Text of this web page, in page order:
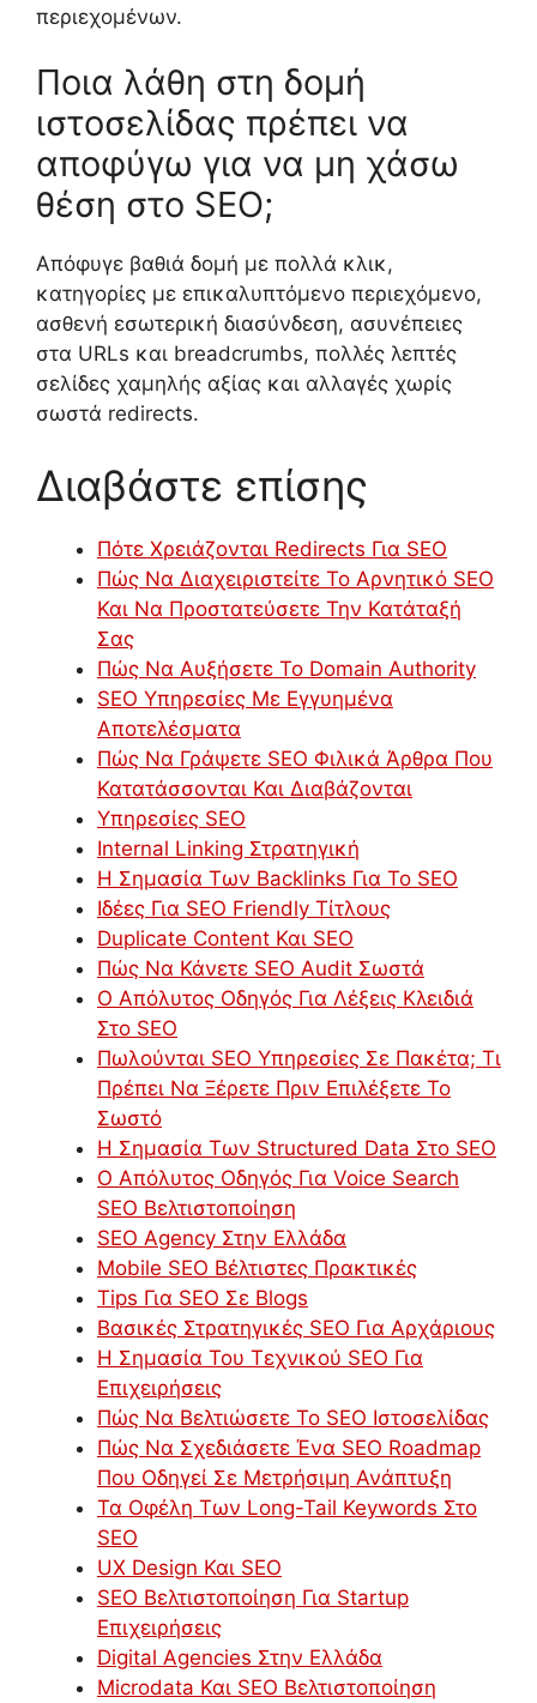
περιεχομένων.
Ποια λάθη στη δομή
ιστοσελίδας πρέπει να
αποφύγω για να μη χάσω
θέση στο SEO;
Απόφυγε βαθιά δομή με πολλά κλικ,
κατηγορίες με επικαλυπτόμενο περιεχόμενο,
ασθενή εσωτερική διασύνδεση, ασυνέπειες
στα URLs και breadcrumbs, πολλές λεπτές
σελίδες χαμηλής αξίας και αλλαγές χωρίς
σωστά redirects.
Διαβάστε επίσης
Πότε Χρειάζονται Redirects Για SEO
Πώς Να Διαχειριστείτε Το Αρνητικό SEO
Και Να Προστατεύσετε Την Κατάταξή
Σας
Πώς Να Αυξήσετε Το Domain Authority
SEO Υπηρεσίες Με Εγγυημένα
Αποτελέσματα
Πώς Να Γράψετε SEO Φιλικά Άρθρα Που
Κατατάσσονται Και Διαβάζονται
Υπηρεσίες SEO
Internal Linking Στρατηγική
Η Σημασία Των Backlinks Για Το SEO
Ιδέες Για SEO Friendly Τίτλους
Duplicate Content Και SEO
Πώς Να Κάνετε SEO Audit Σωστά
Ο Απόλυτος Οδηγός Για Λέξεις Κλειδιά
Στο SEO
Πωλούνται SEO Υπηρεσίες Σε Πακέτα; Τι
Πρέπει Να Ξέρετε Πριν Επιλέξετε Το
Σωστό
Η Σημασία Των Structured Data Στο SEO
Ο Απόλυτος Οδηγός Για Voice Search
SEO Βελτιστοποίηση
SEO Agency Στην Ελλάδα
Mobile SEO Βέλτιστες Πρακτικές
Tips Για SEO Σε Blogs
Βασικές Στρατηγικές SEO Για Αρχάριους
Η Σημασία Του Τεχνικού SEO Για
Επιχειρήσεις
Πώς Να Βελτιώσετε Το SEO Ιστοσελίδας
Πώς Να Σχεδιάσετε Ένα SEO Roadmap
Που Οδηγεί Σε Μετρήσιμη Ανάπτυξη
Τα Οφέλη Των Long-Tail Keywords Στο
SEO
UX Design Και SEO
SEO Βελτιστοποίηση Για Startup
Επιχειρήσεις
Digital Agencies Στην Ελλάδα
Microdata Και SEO Βελτιστοποίηση